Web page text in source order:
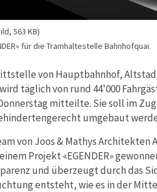
563 KB)
für die Tramhaltestelle Bahnhofquai.
von Hauptbahnhof,
täglich von rund 44'000
mitteilte. Sie soll im
umgebaut
von Joos & Mathys Architekten
Projekt «EGENDER»
und überzeugt durch das
entsteht, wie es in der